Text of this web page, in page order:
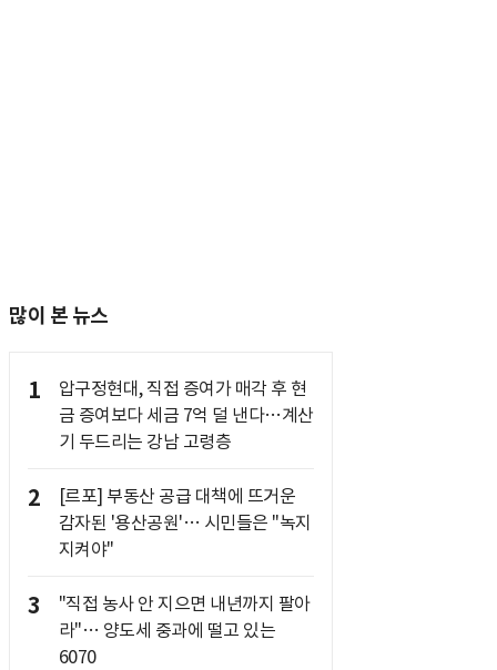
많이 본 뉴스
1
압구정현대, 직접 증여가 매각 후 현
금 증여보다 세금 7억 덜 낸다…계산
기 두드리는 강남 고령층
2
[르포] 부동산 공급 대책에 뜨거운
감자된 '용산공원'… 시민들은 "녹지
지켜야"
3
"직접 농사 안 지으면 내년까지 팔아
라"… 양도세 중과에 떨고 있는
6070